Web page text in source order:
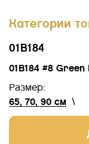
Категории
01B184
01B184 #8 Green
Размер:
65, 70, 90 см \